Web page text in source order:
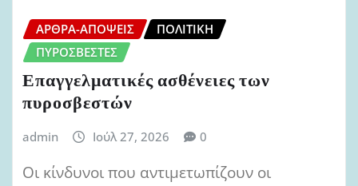
ΆΡΘΡΑ-ΑΠΌΨΕΙΣ
ΠΟΛΙΤΙΚΉ
ΠΥΡΟΣΒΈΣΤΕΣ
Επαγγελματικές ασθένειες των
πυροσβεστών
admin Ιούλ 27, 2026 0
Οι κίνδυνοι που αντιμετωπίζουν οι